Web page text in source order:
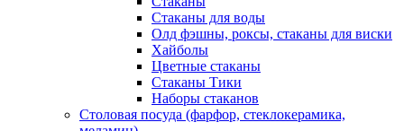
Стаканы для воды
Олд фэшны, роксы, стаканы для виски
Хайболы
Цветные стаканы
Стаканы Тики
Наборы стаканов
Столовая посуда (фарфор, стеклокерамика,